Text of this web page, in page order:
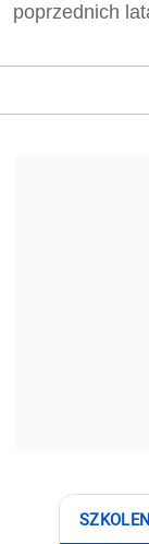
poprzednich